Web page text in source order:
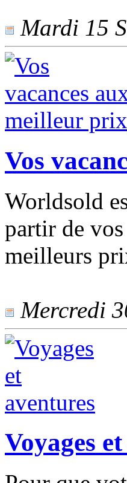
Mardi 15
Vos
Worldsold
partir de
meilleurs
Mercredi
Voyages